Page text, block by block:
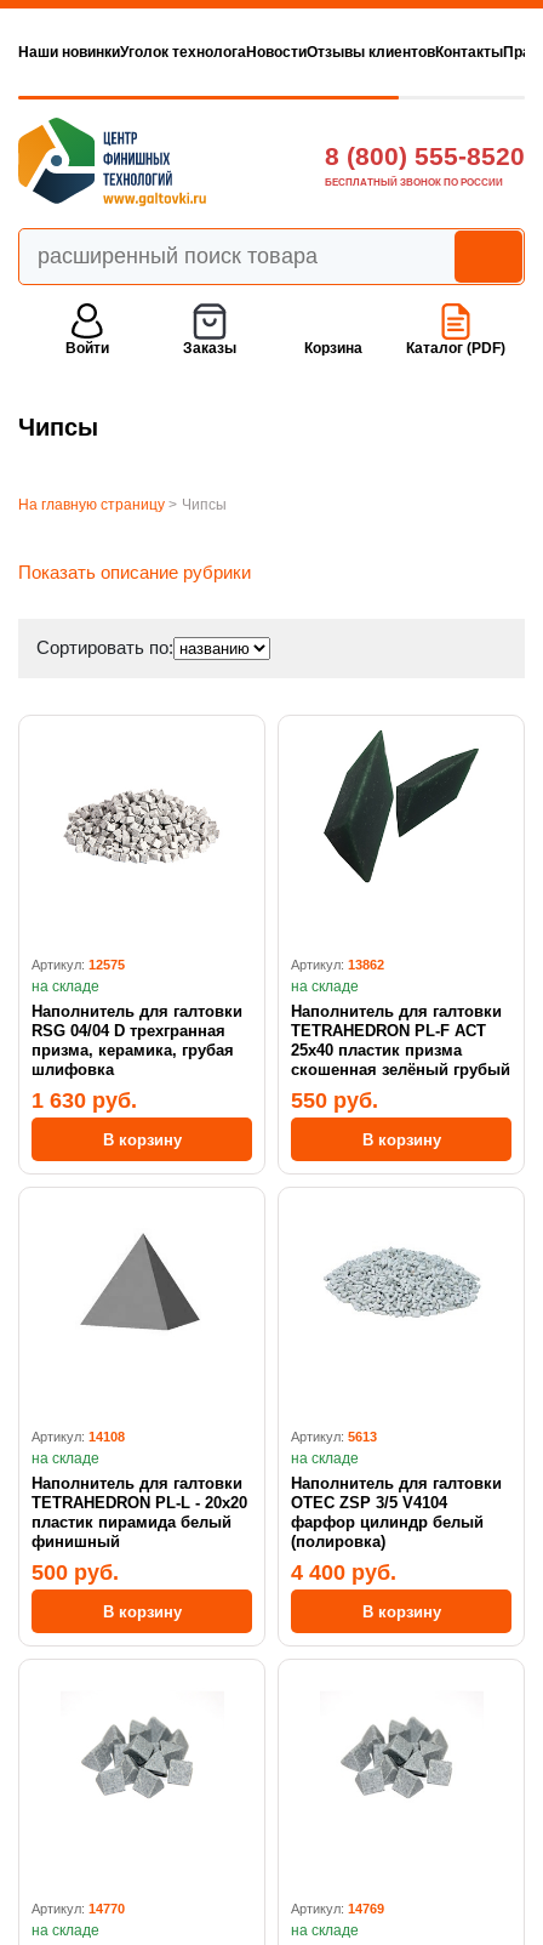
Наши новинкиУголок технологаНовостиОтзывы клиентовКонтакты
8 (800) 555-8520
БЕСПЛАТНЫЙ ЗВОНОК ПО РОССИИ
Войти Заказы Корзина Каталог (PDF)
Чипсы
На главную страницу > Чипсы
Показать описание рубрики
Сортировать по:
Артикул: 12575
на складе
Наполнитель для галтовки
RSG 04/04 D трехгранная
призма, керамика, грубая
шлифовка
1 630 руб.
В корзину
Артикул: 13862
на складе
Наполнитель для галтовки
TETRAHEDRON PL-F ACT
25x40 пластик призма
скошенная зелёный грубый
550 руб.
В корзину
Артикул: 14108
на складе
Наполнитель для галтовки
TETRAHEDRON PL-L - 20х20
пластик пирамида белый
финишный
500 руб.
В корзину
Артикул: 5613
на складе
Наполнитель для галтовки
OTEC ZSP 3/5 V4104
фарфор цилиндр белый
(полировка)
4 400 руб.
В корзину
Артикул: 14770
на складе
Артикул: 14769
на складе